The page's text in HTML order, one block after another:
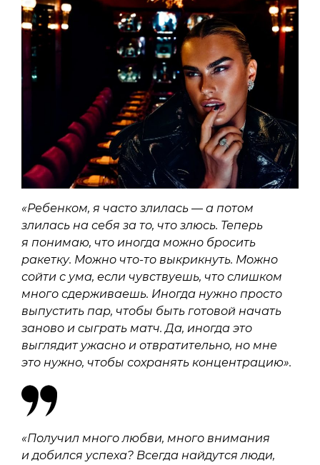
«Ребенком, я часто злилась — а потом
злилась на себя за то, что злюсь. Теперь
я понимаю, что иногда можно бросить
ракетку. Можно что-то выкрикнуть. Можно
сойти с ума, если чувствуешь, что слишком
много сдерживаешь. Иногда нужно просто
выпустить пар, чтобы быть готовой начать
заново и сыграть матч. Да, иногда это
выглядит ужасно и отвратительно, но мне
это нужно, чтобы сохранять концентрацию».
«Получил много любви, много внимания
и добился успеха? Всегда найдутся люди,